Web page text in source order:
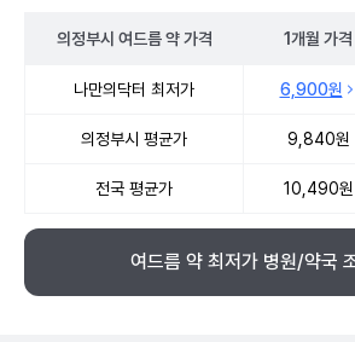
의정부시 여드름 약가격 1개월 가격
나만의닥터 최저가 6,900원
의정부시 평균가 9,840원
전국 평균가 10,490원
여드름 약 최저가 병원/약국